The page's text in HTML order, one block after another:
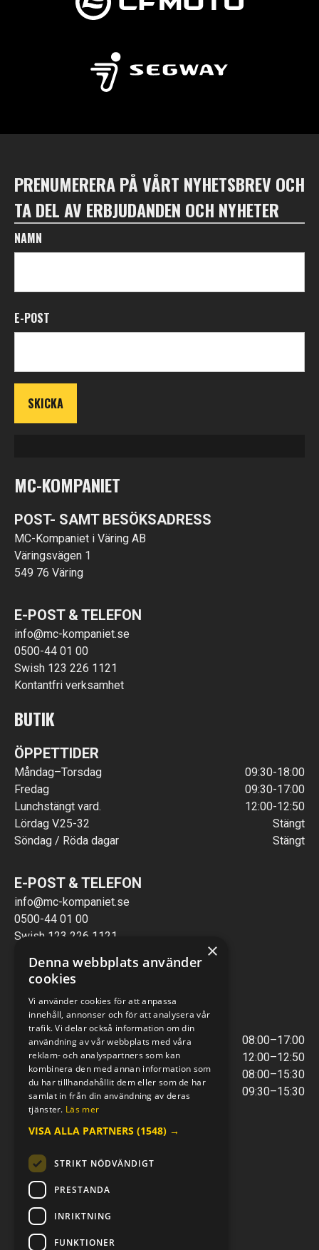
PRENUMERERA PÅ VÅRT NYHETSBREV OCH
TA DEL AV ERBJUDANDEN OCH NYHETER
NAMN
E-POST
MC-KOMPANIET
POST- SAMT BESÖKSADRESS
MC-Kompaniet i Väring AB
Väringsvägen 1
549 76 Väring
E-POST & TELEFON
info@mc-kompaniet.se
0500-44 01 00
Swish 123 226 1121
Kontantfri verksamhet
BUTIK
ÖPPETTIDER
Måndag–Torsdag
09:30-18:00
Fredag
09:30-17:00
Lunchstängt vard.
12:00-12:50
Lördag V.25-32
Stängt
Söndag / Röda dagar
Stängt
E-POST & TELEFON
info@mc-kompaniet.se
0500-44 01 00
Swish 123 226 1121
VERKSTAD
ÖPPETTIDER
Måndag - Torsdag
08:00–17:00
Lunchstängt
12:00–12:50
Fredagar
08:00–15:30
Telefontider
09:30–15:30
E-POST & TELEFON
verkstaden@mc-kompaniet.se
0500-44 01 00
Swish 123 226 1121
Kontantfri verksamhet
FÖLJ OSS
×
Denna webbplats använder
cookies
Vi använder cookies för att anpassa
innehåll, annonser och för att analysera vår
trafik. Vi delar också information om din
användning av vår webbplats med våra
reklam- och analyspartners som kan
kombinera den med annan information som
du har tillhandahållit dem eller som de har
samlat in från din användning av deras
tjänster. Läs mer
VISA ALLA PARTNERS (1548) →
STRIKT NÖDVÄNDIGT
PRESTANDA
INRIKTNING
FUNKTIONER